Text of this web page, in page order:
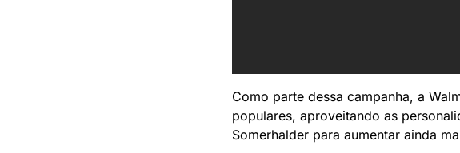
Como parte dessa campanha, a
populares, aproveitando as
Somerhalder para aumentar ainda